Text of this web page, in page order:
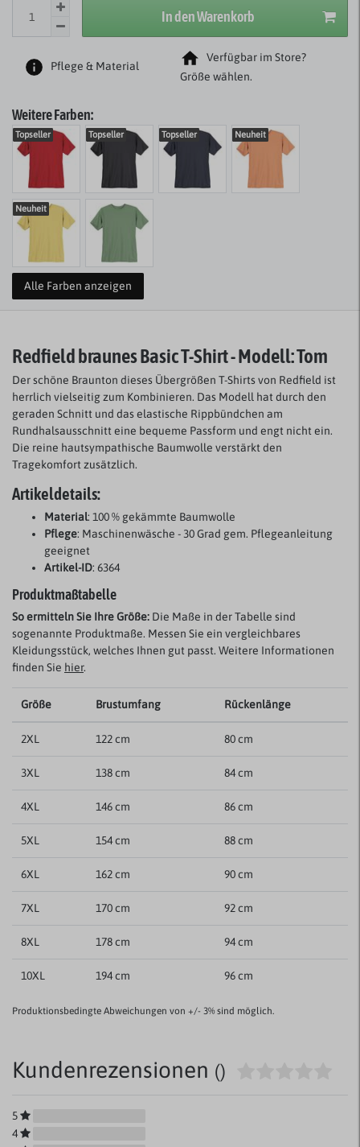
In den Warenkorb
Pflege & Material
Verfügbar im Store?
Größe wählen.
Weitere Farben:
Topseller Topseller Topseller Neuheit
Neuheit
Alle Farben anzeigen
Redfield braunes Basic T-Shirt - Modell: Tom
Der schöne Braunton dieses Übergrößen T-Shirts von Redfield ist
herrlich vielseitig zum Kombinieren. Das Modell hat durch den
geraden Schnitt und das elastische Rippbündchen am
Rundhalsausschnitt eine bequeme Passform und engt nicht ein.
Die reine hautsympathische Baumwolle verstärkt den
Tragekomfort zusätzlich.
Artikeldetails:
Material: 100 % gekämmte Baumwolle
Pflege: Maschinenwäsche - 30 Grad gem. Pflegeanleitung
geeignet
Artikel-ID: 6364
Produktmaßtabelle
So ermitteln Sie Ihre Größe: Die Maße in der Tabelle sind
sogenannte Produktmaße. Messen Sie ein vergleichbares
Kleidungsstück, welches Ihnen gut passt. Weitere Informationen
finden Sie hier.
Größe Brustumfang Rückenlänge
2XL 122 cm 80 cm
3XL 138 cm 84 cm
4XL 146 cm 86 cm
5XL 154 cm 88 cm
6XL 162 cm 90 cm
7XL 170 cm 92 cm
8XL 178 cm 94 cm
10XL 194 cm 96 cm
Produktionsbedingte Abweichungen von +/- 3% sind möglich.
Kundenrezensionen ()
5
4